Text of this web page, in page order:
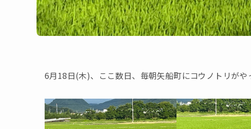
6月18日(木)、ここ数日、毎朝矢船町にコウノトリがや